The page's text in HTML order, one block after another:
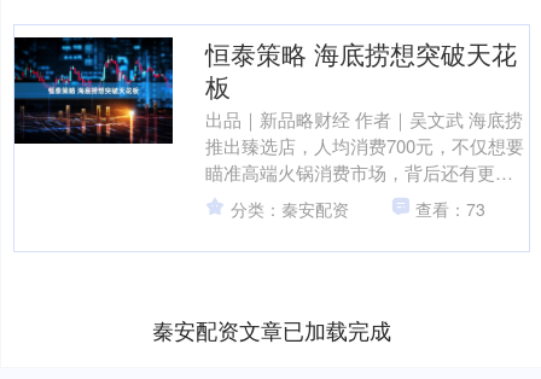
恒泰策略 海底捞想突破天花
板
出品｜新品略财经 作者｜吴文武 海底捞
推出臻选店，人均消费700元，不仅想要
瞄准高端火锅消费市场，背后还有更大
的目标。 01人均消费700元，海底捞臻
选店来了 ....
分类：秦安配资 查看：73
秦安配资文章已加载完成